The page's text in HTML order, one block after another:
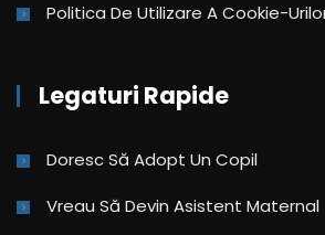
Politica De Utilizare A Cookie-
Legaturi Rapide
Doresc Să Adopt Un Copil
Vreau Să Devin Asistent Maternal